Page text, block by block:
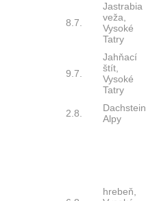
8.7.
Jastrabia
veža,
Vysoké
Tatry
9.7.
Jahňací
štít,
Vysoké
Tatry
2.8.
Dachstein,
Alpy
hrebeň,